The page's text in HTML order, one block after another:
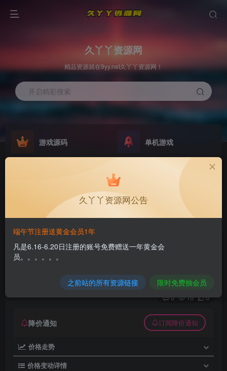
久丫丫资源网
精品资源就在9yy.net久丫丫资源网！
开启精彩搜索
游戏源码 单机游戏
GO
欢迎大家无偿赞助！
欢迎大家无偿赞助！
三网H5小游戏【纸上战争】Win一键服务端
+Linux手工服务端
3个月前发布
关注 私信
0 16 0
降价通知 订阅降价通知
价格走势
价格变动详情
久丫丫资源网公告
端午节注册送黄金会员1年
凡是6.16-6.20日注册的账号免费赠送一年黄金会
员。。。。。。
之前站的所有资源链接 限时免费抽会员